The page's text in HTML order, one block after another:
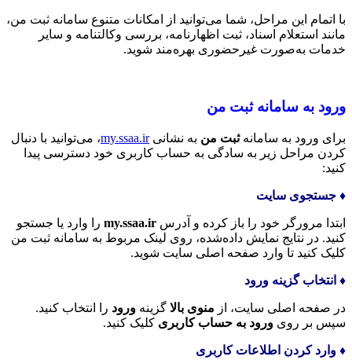
با اتمام این مراحل، شما می‌توانید از امکانات متنوع سامانه ثبت من،
مانند استعلام اسناد، ثبت اظهارنامه، بررسی وکالتنامه و سایر
خدمات به‌صورت غیرحضوری بهره‌مند شوید.
ورود به سامانه ثبت من
برای ورود به سامانهثبت من به نشانیmy.ssaa.ir، می‌توانید با دنبال
کردن مراحل زیر به سادگی به حساب کاربری خود دسترسی پیدا
کنید:
♦️ جستجوی سایت
ابتدا مرورگر خود را باز کرده و آدرس my.ssaa.ir را وارد یا جستجو
کنید. در نتایج نمایش داده‌شده، روی لینک مربوط به سامانه ثبت من
کلیک کنید تا وارد صفحه اصلی سایت شوید.
♦️ انتخاب گزینه ورود
در صفحه اصلی سایت، از منوی بالا گزینه ورود را انتخاب کنید.
سپس بر روی ورود به حساب کاربری کلیک کنید.
♦️ وارد کردن اطلاعات کاربری